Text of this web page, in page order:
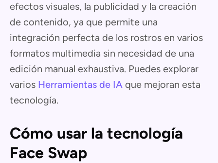
efectos visuales, la publicidad y la creación
de contenido, ya que permite una
integración perfecta de los rostros en varios
formatos multimedia sin necesidad de una
edición manual exhaustiva. Puedes explorar
varios Herramientas de IA que mejoran esta
tecnología.
Cómo usar la tecnología
Face Swap